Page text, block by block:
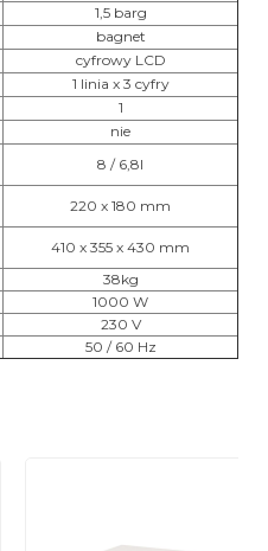
1,5 barg
bagnet
cyfrowy LCD
1 linia x 3 cyfry
1
nie
8 / 6,8l
220 x 180 mm
410 x 355 x 430 mm
38kg
1000 W
230 V
50 / 60 Hz